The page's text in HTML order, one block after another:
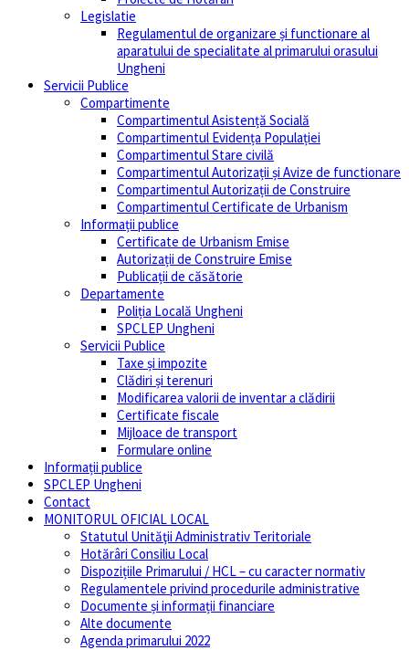
Legislatie
Regulamentul de organizare și functionare al
aparatului de specialitate al primarului orasului
Ungheni
Servicii Publice
Compartimente
Compartimentul Asistență Socială
Compartimentul Evidența Populației
Compartimentul Stare civilă
Compartimentul Autorizații și Avize de functionare
Compartimentul Autorizații de Construire
Compartimentul Certificate de Urbanism
Informații publice
Certificate de Urbanism Emise
Autorizații de Construire Emise
Publicații de căsătorie
Departamente
Poliția Locală Ungheni
SPCLEP Ungheni
Servicii Publice
Taxe și impozite
Clădiri și terenuri
Modificarea valorii de inventar a clădirii
Certificate fiscale
Mijloace de transport
Formulare online
Informații publice
SPCLEP Ungheni
Contact
MONITORUL OFICIAL LOCAL
Statutul Unităţii Administrativ Teritoriale
Hotărâri Consiliu Local
Dispozițiile Primarului / HCL – cu caracter normativ
Regulamentele privind procedurile administrative
Documente și informații financiare
Alte documente
Agenda primarului 2022